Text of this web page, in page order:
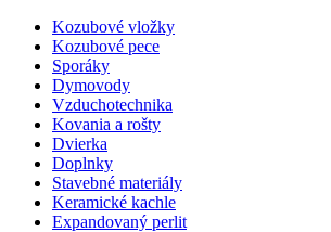
Kozubové vložky
Kozubové pece
Sporáky
Dymovody
Vzduchotechnika
Kovania a rošty
Dvierka
Doplnky
Stavebné materiály
Keramické kachle
Expandovaný perlit